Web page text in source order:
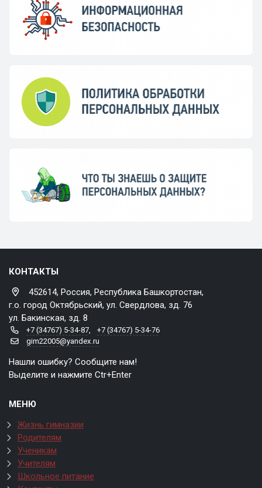
КОНТАКТЫ
452614, Россия, Республика Башкортостан,
г.о. город Октябрьский, ул. Свердлова, зд. 76
ул. Бакинская, зд. 8
+7 (34767) 5-34-87,
+7 (34767) 5-34-76
gim22005@yandex.ru
Нашли ошибку? Сообщите нам!
Выделите и нажмите Ctr+Enter
МЕНЮ
Жизнь гимназии
Родителям
Ученикам
Учителям
Школьное питание